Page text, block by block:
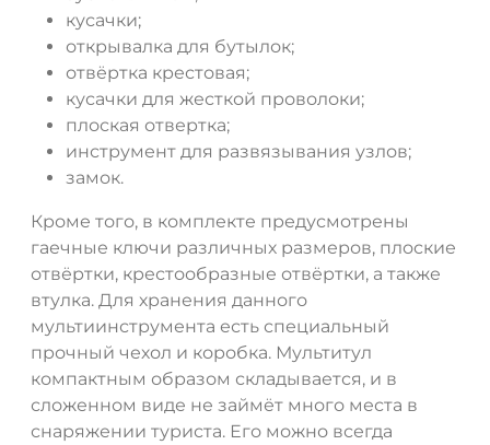
кусачки;
открывалка для бутылок;
отвёртка крестовая;
кусачки для жесткой проволоки;
плоская отвертка;
инструмент для развязывания узлов;
замок.
Кроме того, в комплекте предусмотрены
гаечные ключи различных размеров, плоские
отвёртки, крестообразные отвёртки, а также
втулка. Для хранения данного
мультиинструмента есть специальный
прочный чехол и коробка. Мультитул
компактным образом складывается, и в
сложенном виде не займёт много места в
снаряжении туриста. Его можно всегда
ДА НЕТ